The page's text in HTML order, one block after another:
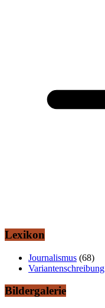
Lexikon
Journalismus (68)
Variantenschreibung
Bildergalerie